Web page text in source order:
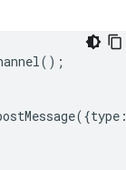
();
({type